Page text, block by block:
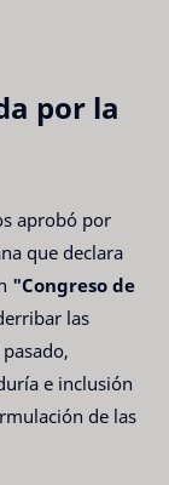
por la
aprobó por
que declara
"Congreso de
las
e inclusión
de las